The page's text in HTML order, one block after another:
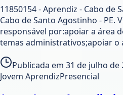
11850154 - Aprendiz - Cabo de
Cabo de Santo Agostinho - PE.
responsável por:apoiar a área
temas administrativos;apoiar o
Publicada em 31 de julho de
Jovem AprendizPresencial